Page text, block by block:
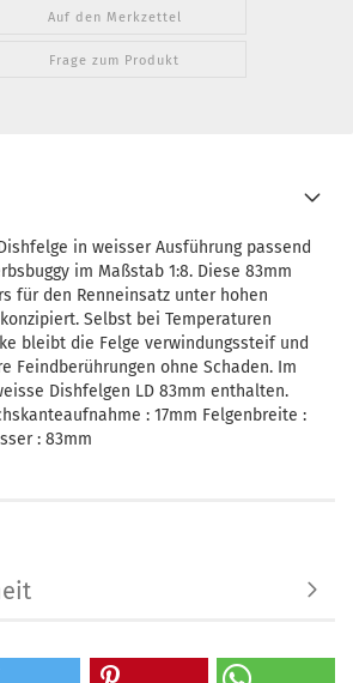
Auf den Merkzettel
Frage zum Produkt
in weisser Ausführung passend
im Maßstab 1:8. Diese 83mm
für den Renneinsatz unter hohen
Selbst bei Temperaturen
bleibt die Felge verwindungssteif und
Feindberührungen ohne Schaden. Im
Dishfelgen LD 83mm enthalten.
: 17mm Felgenbreite :
: 83mm